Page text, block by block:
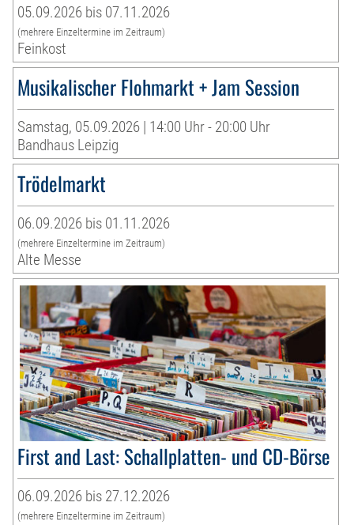
05.09.2026 bis 07.11.2026
(mehrere Einzeltermine im Zeitraum)
Feinkost
Musikalischer Flohmarkt + Jam Session
Samstag, 05.09.2026 | 14:00 Uhr - 20:00 Uhr
Bandhaus Leipzig
Trödelmarkt
06.09.2026 bis 01.11.2026
(mehrere Einzeltermine im Zeitraum)
Alte Messe
First and Last: Schallplatten- und CD-Börse
06.09.2026 bis 27.12.2026
(mehrere Einzeltermine im Zeitraum)